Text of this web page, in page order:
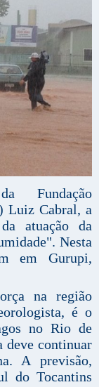
Fundação
Luiz Cabral, a
atuação da
Nesta
em Gurupi,
na região
é o
no Rio de
deve continuar
A previsão,
do Tocantins